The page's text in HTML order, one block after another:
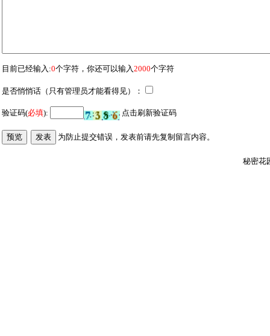
目前已经输入:0个字符，你还可以输入2000个字符
是否悄悄话（只有管理员才能看得见）：
验证码(必填): 点击刷新验证码
为防止提交错误，发表前请先复制留言内容。
秘密花